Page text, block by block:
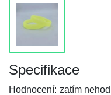
Specifikace
Hodnocení: zatím